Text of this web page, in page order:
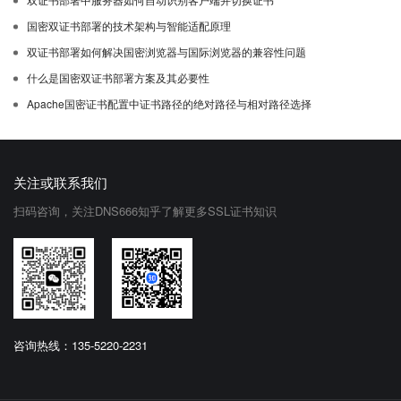
国密双证书部署的技术架构与智能适配原理
双证书部署如何解决国密浏览器与国际浏览器的兼容性问题
什么是国密双证书部署方案及其必要性
Apache国密证书配置中证书路径的绝对路径与相对路径选择
关注或联系我们
扫码咨询，关注DNS666知乎了解更多SSL证书知识
咨询热线：135-5220-2231